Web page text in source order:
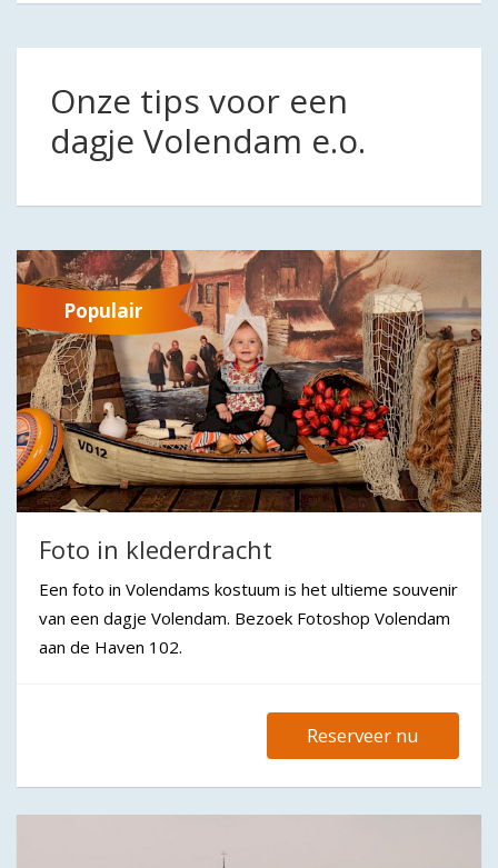
Onze tips voor een
dagje Volendam e.o.
Populair
Foto in klederdracht
Een foto in Volendams kostuum is het ultieme souvenir
van een dagje Volendam. Bezoek Fotoshop Volendam
aan de Haven 102.
Reserveer nu